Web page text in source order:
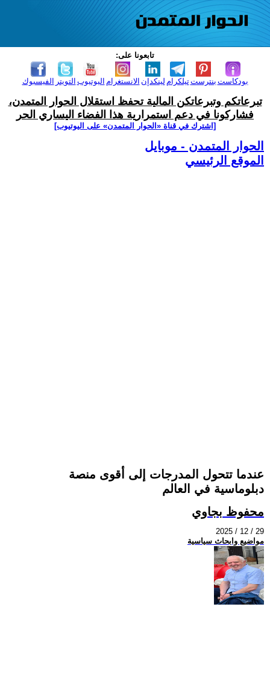
تابعونا على:
الفيسبوك التويتر اليوتيوب الانستغرام لينكدإن تيلكرامبنترست بودكاست
تبرعاتكم وتبرعاتكن المالية تحفظ استقلال الحوار المتمدن،
فشاركونا في دعم استمرارية هذا الفضاء اليساري الحر
[اشترك في قناة ‫«الحوار المتمدن» على اليوتيوب]
الحوار المتمدن - موبايل
الموقع الرئيسي
عندما تتحول المدرجات إلى أقوى منصة
دبلوماسية في العالم
محفوظ بجاوي
2025 / 12 / 29
مواضيع وابحاث سياسية